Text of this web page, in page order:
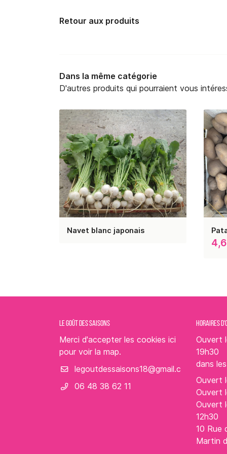
Retour aux produits
Dans la même catégorie
D'autres produits qui pourraient vous
Navet blanc japonais
LE GOÛT DES SAISONS
Merci d'accepter les cookies ici
pour voir la map.
06 48 38 62 11
HORAIRES
Ouvert
19h30
dans
Ouvert
Ouvert
Ouvert
12h30
10 Rue
Martin